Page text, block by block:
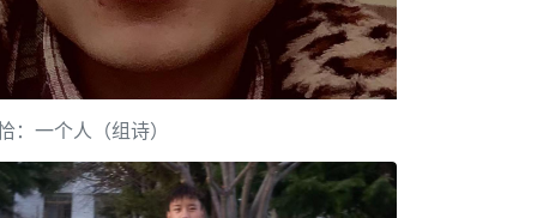
：一个人（组诗）